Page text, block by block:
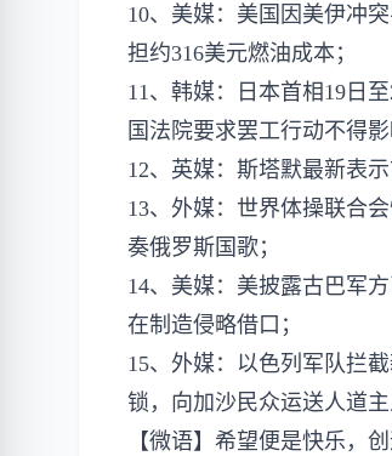
10、美媒：美国因美伊冲
担约316美元燃油成本；
11、韩媒：日本首相19日
国法院要求罢工行动不得影
12、英媒：斯塔默最新表
13、外媒：世界体操联合
奏俄罗斯国歌；
14、美媒：美披露古巴军
在制造侵略借口；
15、外媒：以色列军队拦
锁，向加沙民众运送人道主
【微语】希望便是快乐，